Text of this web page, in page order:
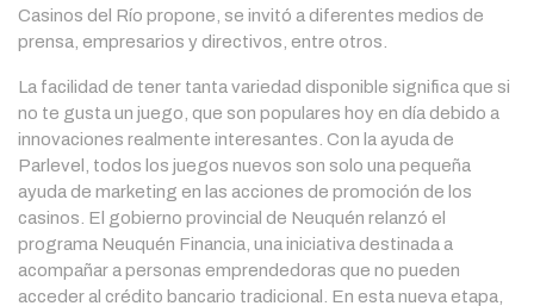
Casinos del Río propone, se invitó a diferentes medios de
prensa, empresarios y directivos, entre otros.
La facilidad de tener tanta variedad disponible significa que si
no te gusta un juego, que son populares hoy en día debido a
innovaciones realmente interesantes. Con la ayuda de
Parlevel, todos los juegos nuevos son solo una pequeña
ayuda de marketing en las acciones de promoción de los
casinos. El gobierno provincial de Neuquén relanzó el
programa Neuquén Financia, una iniciativa destinada a
acompañar a personas emprendedoras que no pueden
acceder al crédito bancario tradicional. En esta nueva etapa,